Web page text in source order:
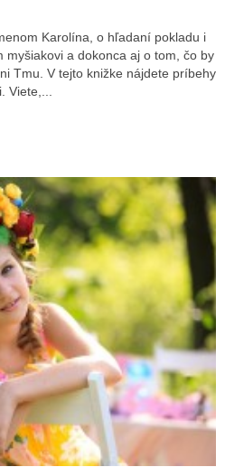
Karolína, o hľadaní pokladu i
myšiakovi a dokonca aj o tom, čo by
Tmu. V tejto knižke nájdete príbehy
Viete,...